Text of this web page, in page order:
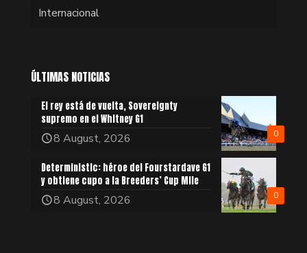
Internacional
ÚLTIMAS NOTICIAS
0
El rey está de vuelta, Sovereignty
supremo en el Whitney G1
8 August, 2026
0
Deterministic: héroe del Fourstardave G1
y obtiene cupo a la Breeders’ Cup Mile
8 August, 2026